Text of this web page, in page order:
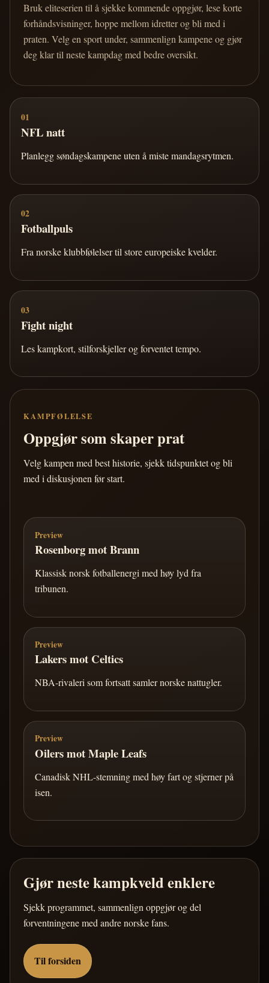
Bruk eliteserien til å sjekke kommende oppgjør, lese korte
forhåndsvisninger, hoppe mellom idretter og bli med i
praten. Velg en sport under, sammenlign kampene og gjør
deg klar til neste kampdag med bedre oversikt.
01
NFL natt
Planlegg søndagskampene uten å miste mandagsrytmen.
02
Fotballpuls
Fra norske klubbfølelser til store europeiske kvelder.
03
Fight night
Les kampkort, stilforskjeller og forventet tempo.
KAMPFØLELSE
Oppgjør som skaper prat
Velg kampen med best historie, sjekk tidspunktet og bli
med i diskusjonen før start.
Preview
Rosenborg mot Brann
Klassisk norsk fotballenergi med høy lyd fra
tribunen.
Preview
Lakers mot Celtics
NBA-rivaleri som fortsatt samler norske nattugler.
Preview
Oilers mot Maple Leafs
Canadisk NHL-stemning med høy fart og stjerner på
isen.
Gjør neste kampkveld enklere
Sjekk programmet, sammenlign oppgjør og del
forventningene med andre norske fans.
Til forsiden